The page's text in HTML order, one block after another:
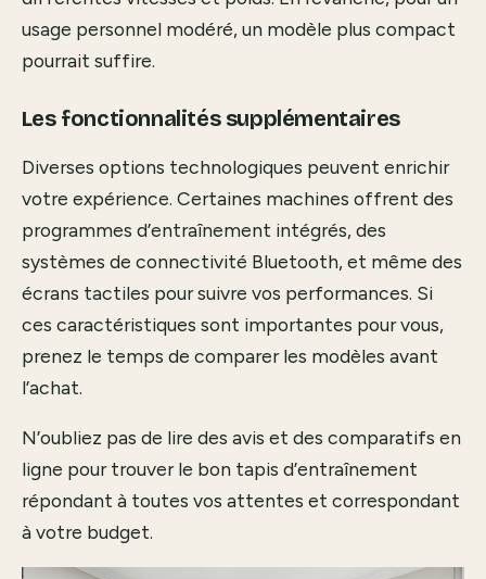
usage personnel modéré, un modèle plus compact
pourrait suffire.
Les fonctionnalités supplémentaires
Diverses options technologiques peuvent enrichir
votre expérience. Certaines machines offrent des
programmes d’entraînement intégrés, des
systèmes de connectivité Bluetooth, et même des
écrans tactiles pour suivre vos performances. Si
ces caractéristiques sont importantes pour vous,
prenez le temps de comparer les modèles avant
l’achat.
N’oubliez pas de lire des avis et des comparatifs en
ligne pour trouver le bon tapis d’entraînement
répondant à toutes vos attentes et correspondant
à votre budget.